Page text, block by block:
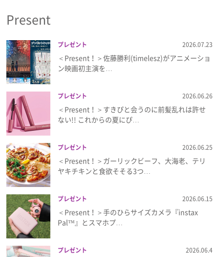
Present
プレゼント 2026.07.23
＜Present！＞佐藤勝利(timelesz)がアニメーショ
ン映画初主演を…
プレゼント 2026.06.26
＜Present！＞すきぴと会うのに前髪乱れは許せ
ない!! これからの夏にぴ…
プレゼント 2026.06.25
＜Present！＞ガーリックビーフ、大海老、テリ
ヤキチキンと食欲そそる3つ…
プレゼント 2026.06.15
＜Present！＞手のひらサイズカメラ『instax
Pal™』とスマホプ…
プレゼント 2026.06.4